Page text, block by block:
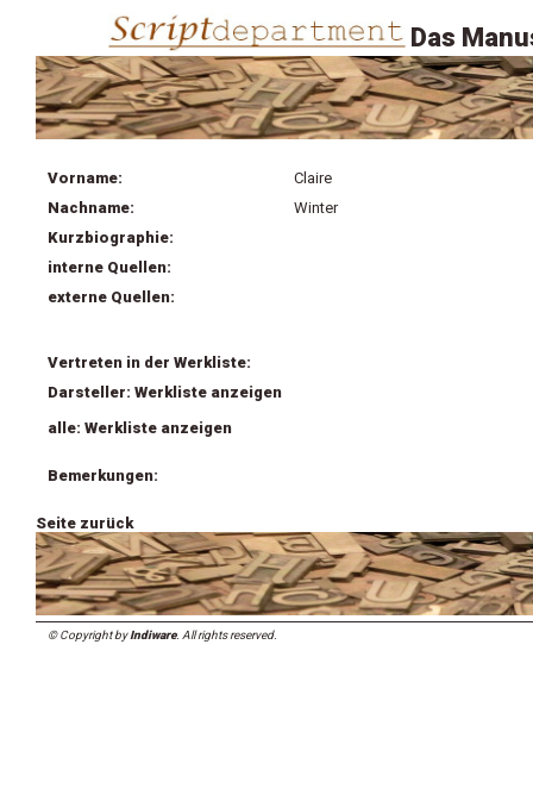
Das
Vorname:
Claire
Nachname:
Winter
Kurzbiographie:
interne Quellen:
externe Quellen:
Vertreten in der Werkliste:
Darsteller: Werkliste anzeigen
alle: Werkliste anzeigen
Bemerkungen:
Seite zurück
© Copyright byIndiware. All rights reserved.